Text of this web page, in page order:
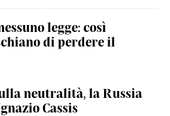
legge: così
di perdere il
neutralità, la Russia
Cassis